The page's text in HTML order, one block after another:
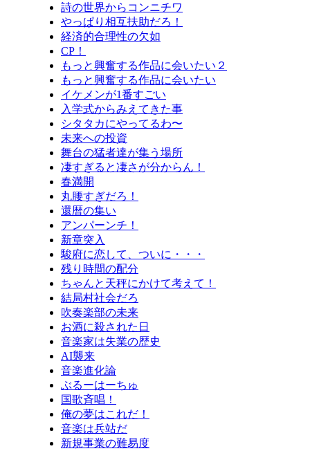
詩の世界からコンニチワ
やっぱり相互扶助だろ！
経済的合理性の欠如
CP！
もっと興奮する作品に会いたい２
もっと興奮する作品に会いたい
イケメンが1番すごい
入学式からみえてきた事
シタタカにやってるわ〜
未来への投資
舞台の猛者達が集う場所
凄すぎると凄さが分からん！
春満開
丸腰すぎだろ！
還暦の集い
アンパーンチ！
新章突入
駿府に恋して、ついに・・・
残り時間の配分
ちゃんと天秤にかけて考えて！
結局村社会だろ
吹奏楽部の未来
お酒に殺された日
音楽家は失業の歴史
AI襲来
音楽進化論
ぶるーはーちゅ
国歌斉唱！
俺の夢はこれだ！
音楽は兵站だ
新規事業の難易度